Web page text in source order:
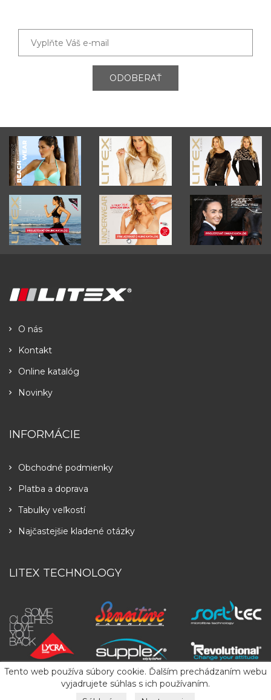
ODOBERAŤ
Tento web používa súbory cookie. Ďalším prechádzaním webu
vyjadrujete súhlas s ich používaním.
O nás
Kontakt
Online katalóg
Novinky
INFORMÁCIE
Obchodné podmienky
Platba a doprava
Tabulky veľkostí
Najčastejšie kladené otázky
LITEX TECHNOLOGY